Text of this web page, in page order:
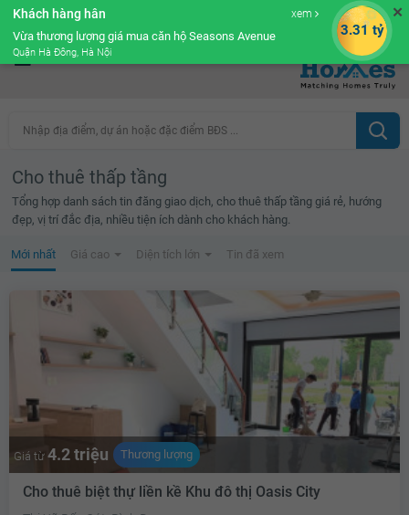
Cộng đồng Môi giới bPRO
Nhập địa điểm, dự án hoặc đặc điểm BĐS ...
Cho thuê thấp tầng
Tổng hợp danh sách tin đăng giao dịch, cho thuê thấp tầng giá rẻ, hướng
đẹp, vị trí đắc địa, nhiều tiện ích dành cho khách hàng.
Mới nhất Giá cao Diện tích lớn Tin đã xem
Giá từ 4.2 triệu Thương lượng
Cho thuê biệt thự liền kề Khu đô thị Oasis City
✕
Khách hàng hân xem
Vừa thương lượng giá mua căn hộ Seasons Avenue
Quận Hà Đông, Hà Nội
3.31 tỷ